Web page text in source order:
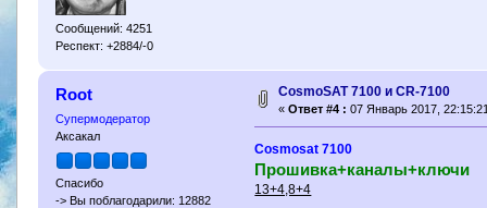
Сообщений: 4251
Респект: +2884/-0
Root
Супермодератор
Аксакал
Спасибо
-> Вы поблагодарили: 12882
CosmoSAT 7100 и CR-7100
« Ответ #4 : 07 Январь 2017,
Cosmosat 7100
Прошивка+каналы+ключи
13+4,8+4